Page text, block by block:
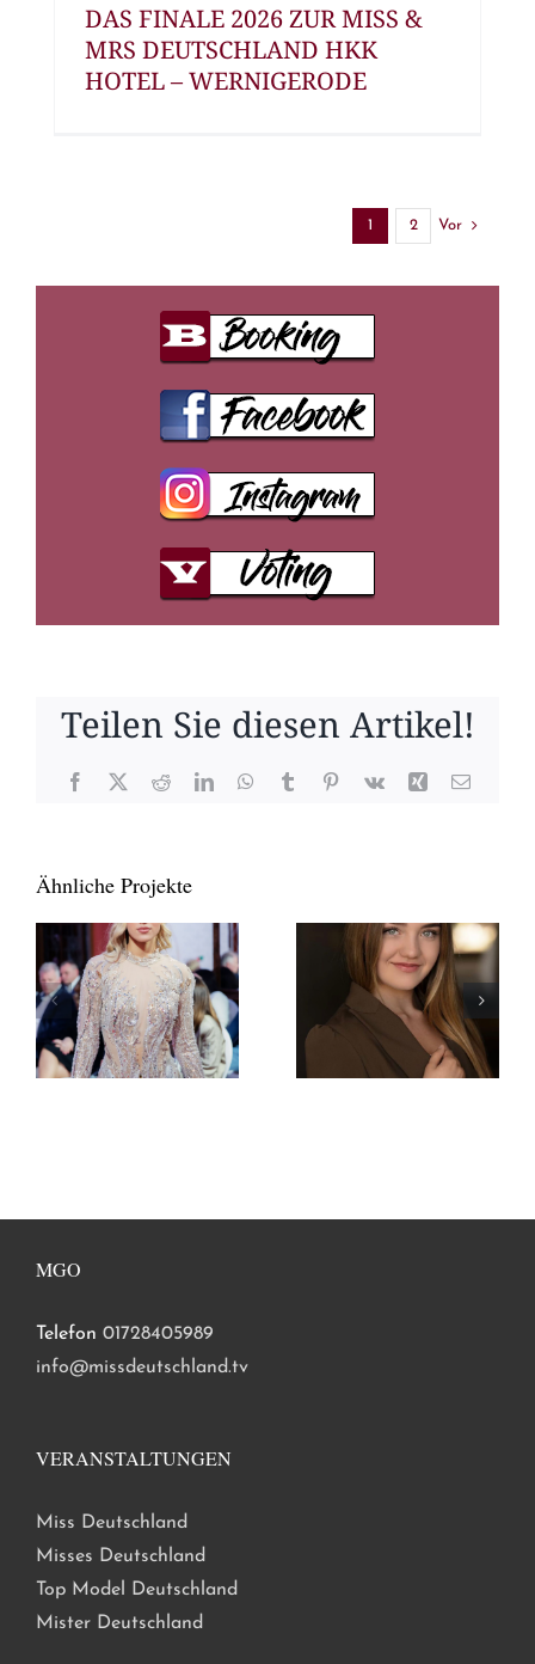
DAS FINALE 2026 ZUR MISS &
MRS DEUTSCHLAND HKK
HOTEL – WERNIGERODE
1 2 Vor
Teilen Sie diesen Artikel!
Facebook
X RedditLinkedInWhatsApp
TumblrPinterest
Vk Xing E-
Ähnliche Projekte
MGO
Telefon 01728405989
info@missdeutschland.tv
VERANSTALTUNGEN
Miss Deutschland
Misses Deutschland
Top Model Deutschland
Mister Deutschland